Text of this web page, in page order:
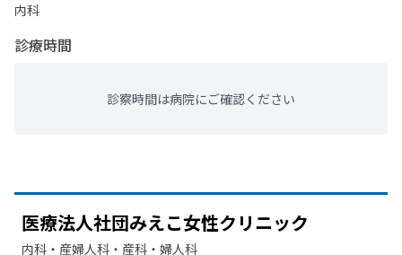
内科
診療時間
診察時間は病院にご確認ください
医療法人社団みえこ女性クリニック
内科・​産婦人科・​産科・​婦人科